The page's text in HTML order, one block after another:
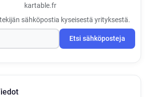
kartable.fr
sähköpostia kyseisestä yrityksestä.
Etsi sähköposteja